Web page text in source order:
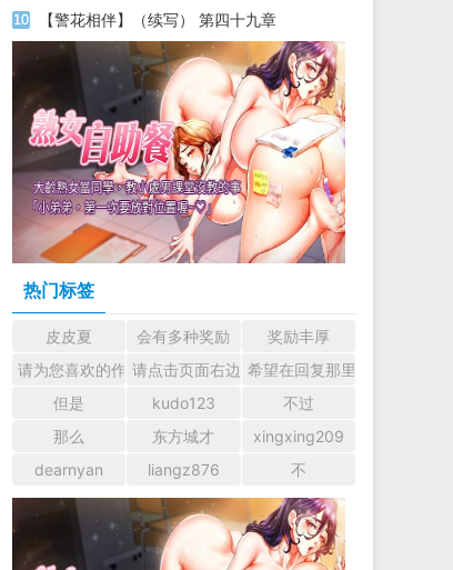
【警花相伴】（续写） 第四十九章
热门标签
皮皮夏 会有多种奖励
奖励丰厚
请为您喜欢的作者加油吧！ 认真回复交流
请点击页面右边的小手图标支持楼主。
希望在回复那里留下您的
但是
kudo123
不过
那么
东方城才
xingxing209
dearnyan
liangz876 不